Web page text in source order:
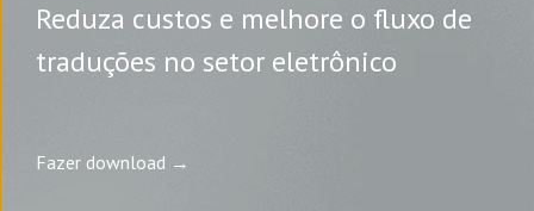
Reduza custos e melhore o fluxo de
traduções no setor eletrônico
Fazer download →